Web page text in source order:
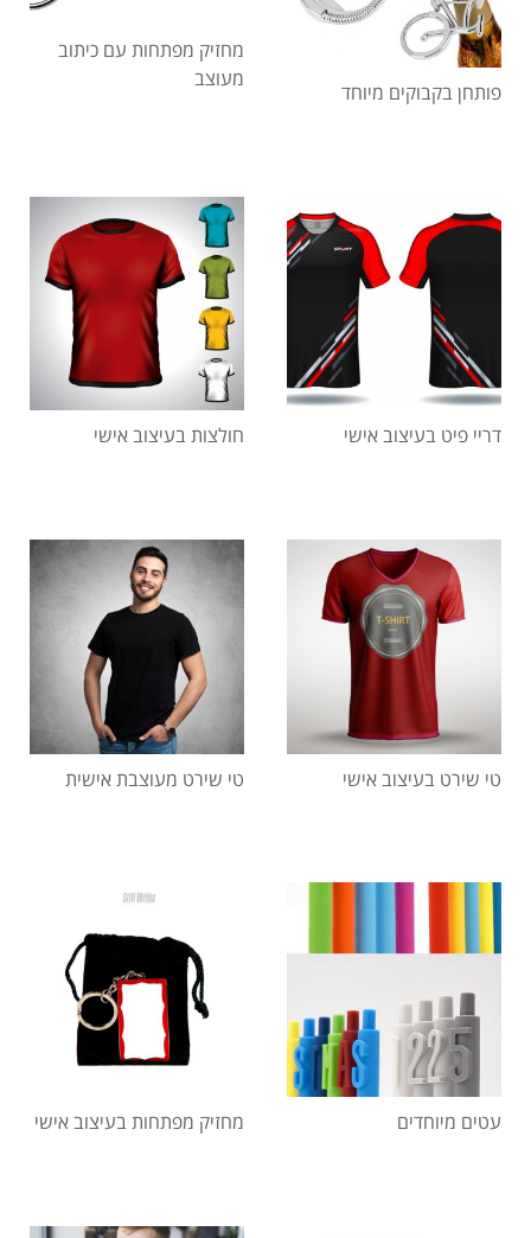
פותחן בקבוקים מיוחד
מחזיק מפתחות עם כיתוב
מעוצב
דריי פיט בעיצוב אישי חולצות בעיצוב אישי
טי שירט בעיצוב אישי טי שירט מעוצבת אישית
עטים מיוחדים מחזיק מפתחות בעיצוב אישי